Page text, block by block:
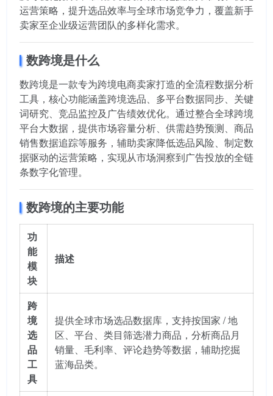
运营策略，提升选品效率与全球市场竞争力，覆盖新手
卖家至企业级运营团队的多样化需求。
数跨境是什么
数跨境是一款专为跨境电商卖家打造的全流程数据分析
工具，核心功能涵盖跨境选品、多平台数据同步、关键
词研究、竞品监控及广告绩效优化。通过整合全球跨境
平台大数据，提供市场容量分析、供需趋势预测、商品
销售数据追踪等服务，辅助卖家降低选品风险、制定数
据驱动的运营策略，实现从市场洞察到广告投放的全链
条数字化管理。
数跨境的主要功能
功
能
模
块
描述
跨
境
选
品
工
具
提供全球市场选品数据库，支持按国家 / 地
区、平台、类目筛选潜力商品，分析商品月
销量、毛利率、评论趋势等数据，辅助挖掘
蓝海品类。